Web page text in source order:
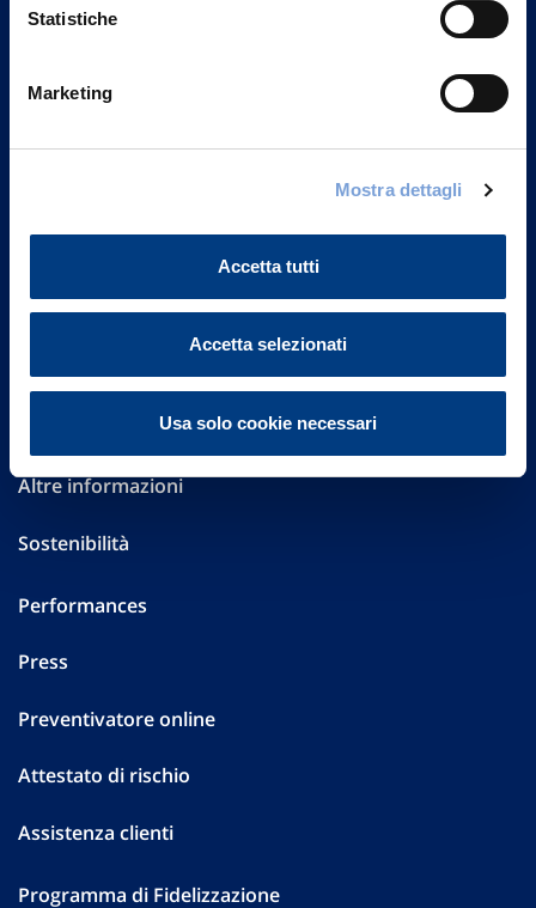
Statistiche
Marketing
Mostra dettagli
Accetta tutti
Accetta selezionati
Usa solo cookie necessari
FAQ
Governance
Investor Relations
Altre informazioni
Sostenibilità
Performances
Press
Preventivatore online
Attestato di rischio
Assistenza clienti
Programma di Fidelizzazione